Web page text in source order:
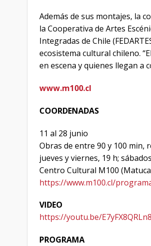
Además de sus montajes, la
la Cooperativa de Artes
Integradas de Chile
ecosistema cultural chileno.
en escena y quienes llegan a
www.m100.cl
COORDENADAS
11 al 28 junio
Obras de entre 90 y 100 min,
jueves y viernes, 19 h;
Centro Cultural M100
https://www.m100.cl/
VIDEO
https://youtu.be/
PROGRAMA